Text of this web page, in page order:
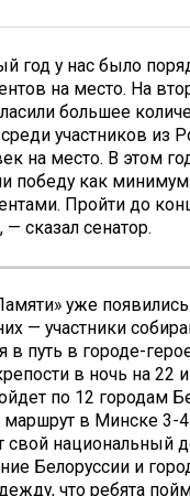
год у нас было
на место. На
большее
участников из
на место. В этом
победу как
Пройти до
— сказал сенатор.
уже
— участники
в путь в городе-
в ночь на 22
по 12 городам
маршрут в Минске 3-
свой национальный
Белоруссии и
что ребята